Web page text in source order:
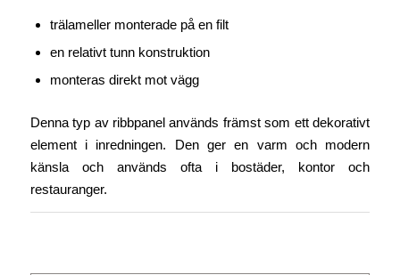
trälameller monterade på en filt
en relativt tunn konstruktion
monteras direkt mot vägg
Denna typ av ribbpanel används främst som ett dekorativt
element i inredningen. Den ger en varm och modern
känsla och används ofta i bostäder, kontor och
restauranger.